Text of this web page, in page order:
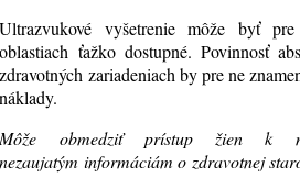
Ultrazvukové vyšetrenie môže byť
oblastiach ťažko dostupné. Povinnosť
zdravotných zariadeniach by pre ne
náklady.
Môže obmedziť prístup žien k
nezaujatým informáciám o zdravotnej